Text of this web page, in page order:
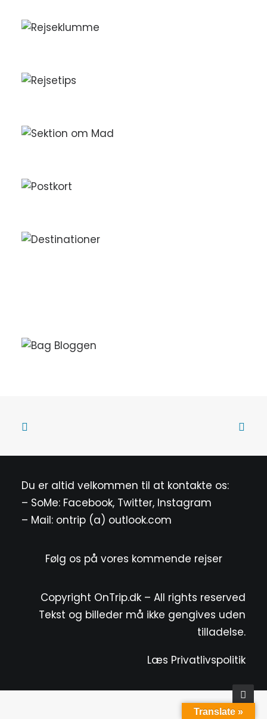
Du er altid velkommen til at kontakte os:
– SoMe: Facebook, Twitter, Instagram
– Mail: ontrip (a) outlook.com
Følg os på vores kommende rejser
Copyright OnTrip.dk – All rights reserved
Tekst og billeder må ikke gengives uden
tilladelse.
Læs Privatlivspolitik
Translate »